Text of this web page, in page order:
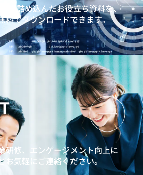
を詰め込んだお役立ち資料を、
料でダウンロードできます。
研修、エンゲージメント向上に
お気軽にご連絡ください。